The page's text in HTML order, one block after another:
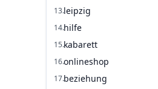
13.leipzig
14.hilfe
15.kabarett
16.onlineshop
17.beziehung